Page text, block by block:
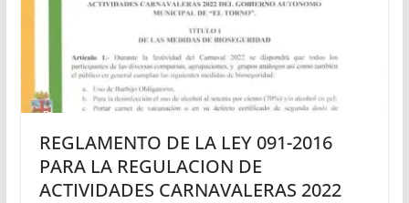
REGLAMENTO DE LA LEY 091-2016
PARA LA REGULACION DE
ACTIVIDADES CARNAVALERAS 2022